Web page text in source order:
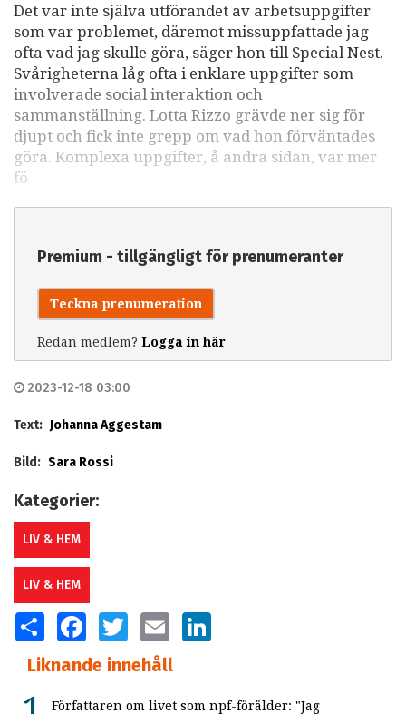
Det var inte själva utförandet av arbetsuppgifter
som var problemet, däremot missuppfattade jag
ofta vad jag skulle göra, säger hon till Special Nest.
Svårigheterna låg ofta i enklare uppgifter som
involverade social interaktion och
sammanställning. Lotta Rizzo grävde ner sig för
djupt och fick inte grepp om vad hon förväntades
göra. Komplexa uppgifter, å andra sidan, var mer
fö
Premium - tillgängligt för prenumeranter
Teckna prenumeration
Redan medlem? Logga in här
2023-12-18 03:00
Text: Johanna Aggestam
Bild: Sara Rossi
Kategorier:
LIV & HEM
LIV & HEM
SHARE FACEBOOKTWITTER EMAIL
Liknande innehåll
Författaren om livet som npf-förälder: "Jag